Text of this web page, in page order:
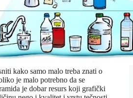
kako samo malo treba znati o
je malo potrebno da se
je dobar resurs koji grafički